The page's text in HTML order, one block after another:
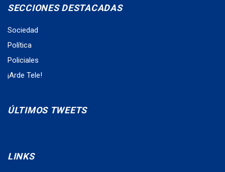
SECCIONES DESTACADAS
Sociedad
Política
Policiales
¡Arde Tele!
ÚLTIMOS TWEETS
LINKS